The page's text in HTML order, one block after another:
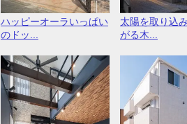
ハッピーオーラいっぱい
のドッ...
太陽を取り込
がる木...